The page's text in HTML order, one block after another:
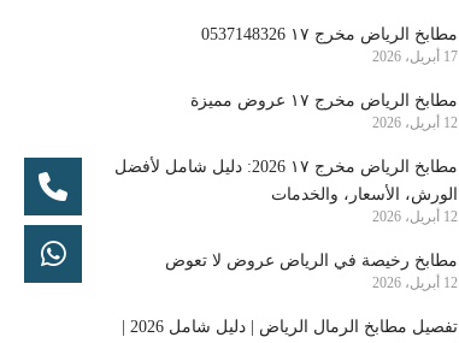
مطابخ الرياض مخرج ١٧ 0537148326
17 أبريل، 2026
مطابخ الرياض مخرج ١٧ عروض مميزة
12 أبريل، 2026
مطابخ الرياض مخرج ١٧ 2026: دليل شامل لأفضل
الورش، الأسعار، والخدمات
12 أبريل، 2026
مطابخ رخيصة في الرياض عروض لا تعوض
12 أبريل، 2026